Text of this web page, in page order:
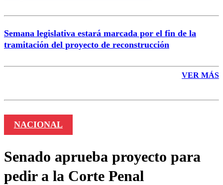
Semana legislativa estará marcada por el fin de la
tramitación del proyecto de reconstrucción
VER MÁS
NACIONAL
Senado aprueba proyecto para
pedir a la Corte Penal